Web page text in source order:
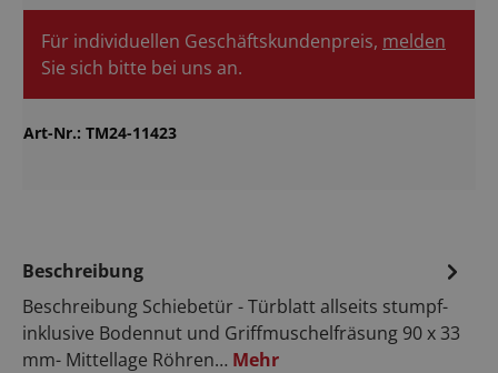
Für individuellen Geschäftskundenpreis, melden
Sie sich bitte bei uns an.
Art-Nr.: TM24-11423
Beschreibung
Beschreibung Schiebetür - Türblatt allseits stumpf-
inklusive Bodennut und Griffmuschelfräsung 90 x 33
mm- Mittellage Röhren… Mehr